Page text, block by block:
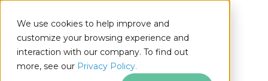
We use cookies to help improve and
customize your browsing experience and
interaction with our company. To find out
more, see our Privacy Policy.
.NET